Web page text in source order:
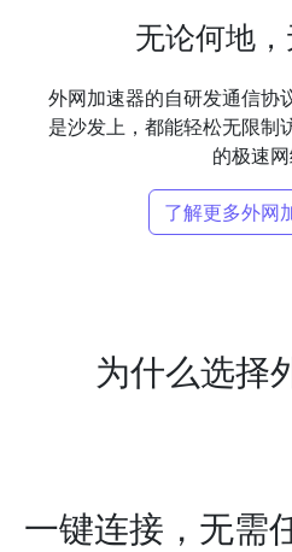
无论何地
外网加速器的自研发通信协
是沙发上，都能轻松无限制
的极速网
了解更多外网
为什么选择
一键连接，无需